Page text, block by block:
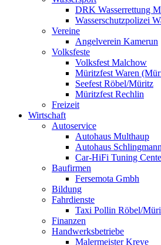
DRK Wasserrettung
Wasserschutzpolizei
Vereine
Angelverein Kamerun
Volksfeste
Volksfest Malchow
Müritzfest Waren
Seefest Röbel/Müritz
Müritzfest Rechlin
Freizeit
Wirtschaft
Autoservice
Autohaus Multhaup
Autohaus Schlingmann
Car-HiFi Tuning
Baufirmen
Fersemota Gmbh
Bildung
Fahrdienste
Taxi Pollin Röbel/
Finanzen
Handwerksbetriebe
Malermeister Kreye